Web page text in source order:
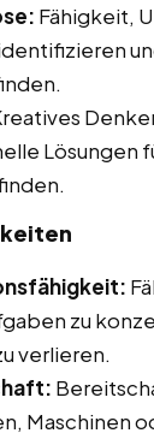
Fähigkeit,
Lösungen
zu
verlieren.
Maschinen